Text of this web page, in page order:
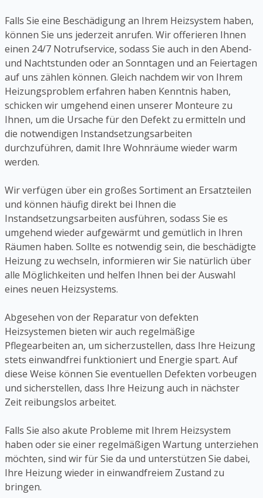
Falls Sie eine Beschädigung an Ihrem Heizsystem haben,
können Sie uns jederzeit anrufen. Wir offerieren Ihnen
einen 24/7 Notrufservice, sodass Sie auch in den Abend-
und Nachtstunden oder an Sonntagen und an Feiertagen
auf uns zählen können. Gleich nachdem wir von Ihrem
Heizungsproblem erfahren haben Kenntnis haben,
schicken wir umgehend einen unserer Monteure zu
Ihnen, um die Ursache für den Defekt zu ermitteln und
die notwendigen Instandsetzungsarbeiten
durchzuführen, damit Ihre Wohnräume wieder warm
werden.
Wir verfügen über ein großes Sortiment an Ersatzteilen
und können häufig direkt bei Ihnen die
Instandsetzungsarbeiten ausführen, sodass Sie es
umgehend wieder aufgewärmt und gemütlich in Ihren
Räumen haben. Sollte es notwendig sein, die beschädigte
Heizung zu wechseln, informieren wir Sie natürlich über
alle Möglichkeiten und helfen Ihnen bei der Auswahl
eines neuen Heizsystems.
Abgesehen von der Reparatur von defekten
Heizsystemen bieten wir auch regelmäßige
Pflegearbeiten an, um sicherzustellen, dass Ihre Heizung
stets einwandfrei funktioniert und Energie spart. Auf
diese Weise können Sie eventuellen Defekten vorbeugen
und sicherstellen, dass Ihre Heizung auch in nächster
Zeit reibungslos arbeitet.
Falls Sie also akute Probleme mit Ihrem Heizsystem
haben oder sie einer regelmäßigen Wartung unterziehen
möchten, sind wir für Sie da und unterstützen Sie dabei,
Ihre Heizung wieder in einwandfreiem Zustand zu
bringen.